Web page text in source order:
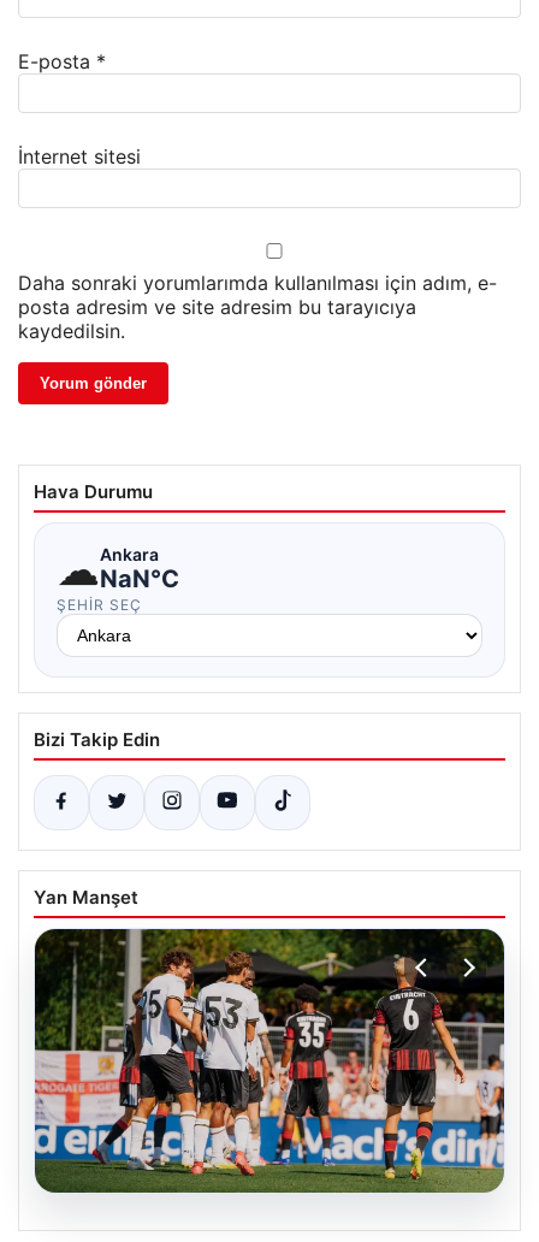
E-posta *
İnternet sitesi
Daha sonraki yorumlarımda kullanılması için adım, e-
posta adresim ve site adresim bu tarayıcıya
kaydedilsin.
Hava Durumu
☁Ankara
NaN°C
ŞEHIR SEÇ
Bizi Takip Edin
Yan Manşet
08.08.2026